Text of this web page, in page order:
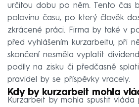
určitou dobu po něm. Tento čas
polovinu času, po který člověk
zkrácené práci. Firma by také v
před vyhlášením kurzarbeitu, při
skončení nesměla vyplatit
podíly na zisku či předčasně
pravidel by se příspěvky vracely.
Kdy by kurzarbeit mohla
Kurzarbeit by mohla spustit vláda